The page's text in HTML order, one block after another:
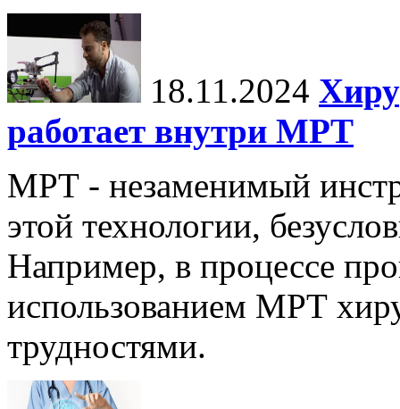
18.11.2024
работает внутри МРТ
МРТ - незаменимый
этой технологии,
Например, в процессе
использованием МРТ
трудностями.